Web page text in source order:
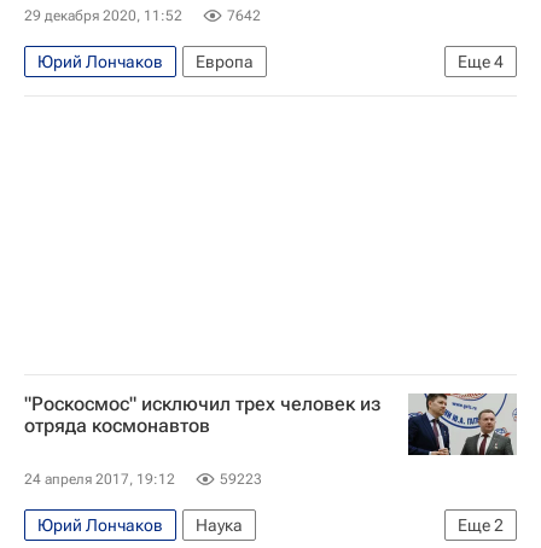
29 декабря 2020, 11:52 7642
Еще4
Юрий Лончаков
Европа
Космос - РИА Наука
"Роскосмос" исключил трех человек из
отряда космонавтов
24 апреля 2017, 19:12 59223
Еще2
Юрий Лончаков
Наука